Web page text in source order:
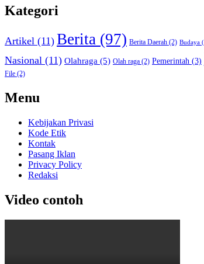
Kategori
Artikel (11) Berita (97) Berita Daerah (2) Budaya
Nasional (11) Olahraga (5) Olah raga (2) Pemerintah (3)
File (2)
Menu
Kebijakan Privasi
Kode Etik
Kontak
Pasang Iklan
Privacy Policy
Redaksi
Video contoh